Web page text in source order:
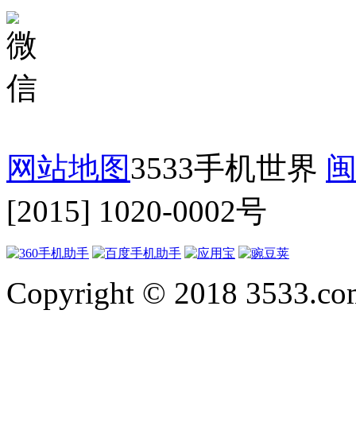
网站地图3533手机世界
[2015] 1020-0002号
Copyright © 2018